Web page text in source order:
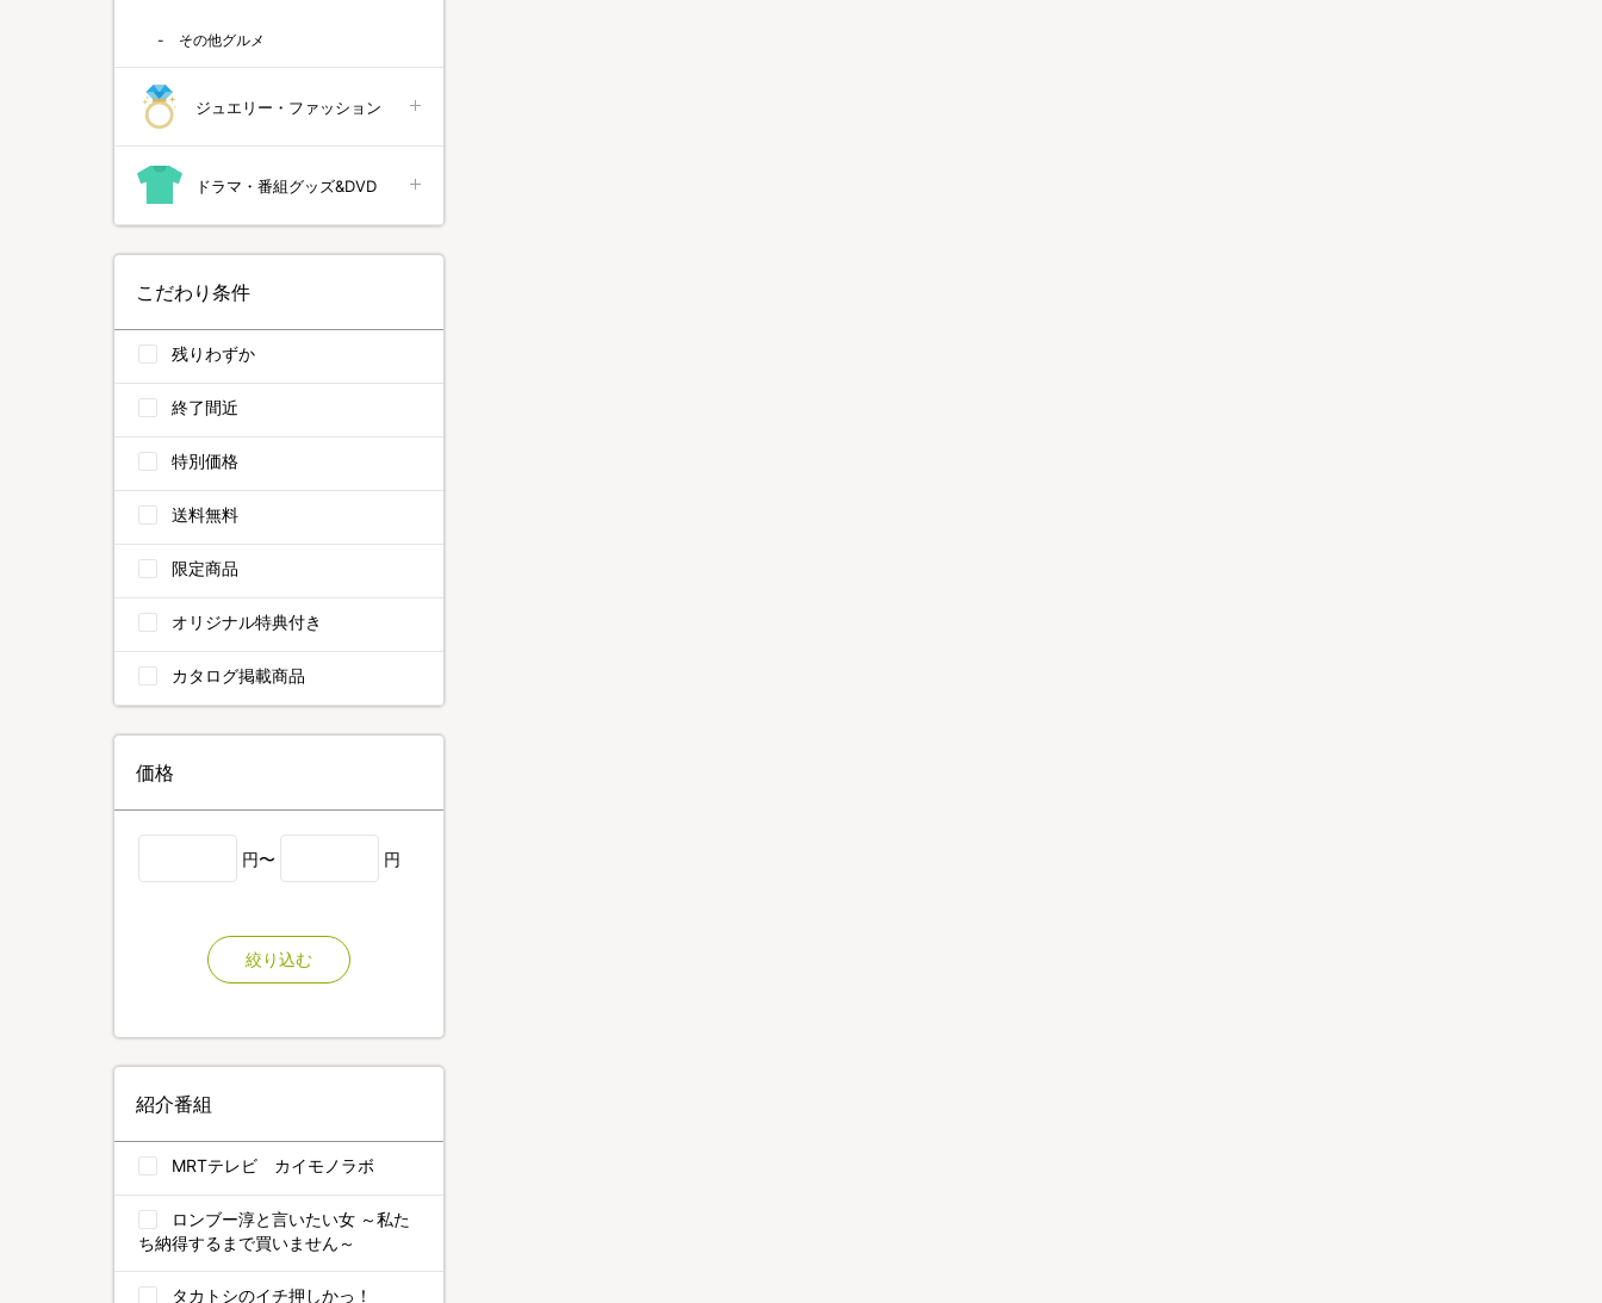
その他グルメ
ジュエリー・ファッション
ドラマ・番組グッズ&DVD
こだわり条件
残りわずか
終了間近
特別価格
送料無料
限定商品
オリジナル特典付き
カタログ掲載商品
価格
円〜 円
絞り込む
紹介番組
MRTテレビ カイモノラボ
ロンブー淳と言いたい女 ～私た
ち納得するまで買いません～
タカトシのイチ押しかっ！